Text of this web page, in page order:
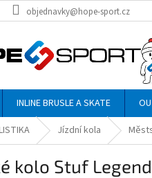
objednavky@hope-sport.cz
INLINE BRUSLE A SKATE
Jízdní kola
kolo Stuf